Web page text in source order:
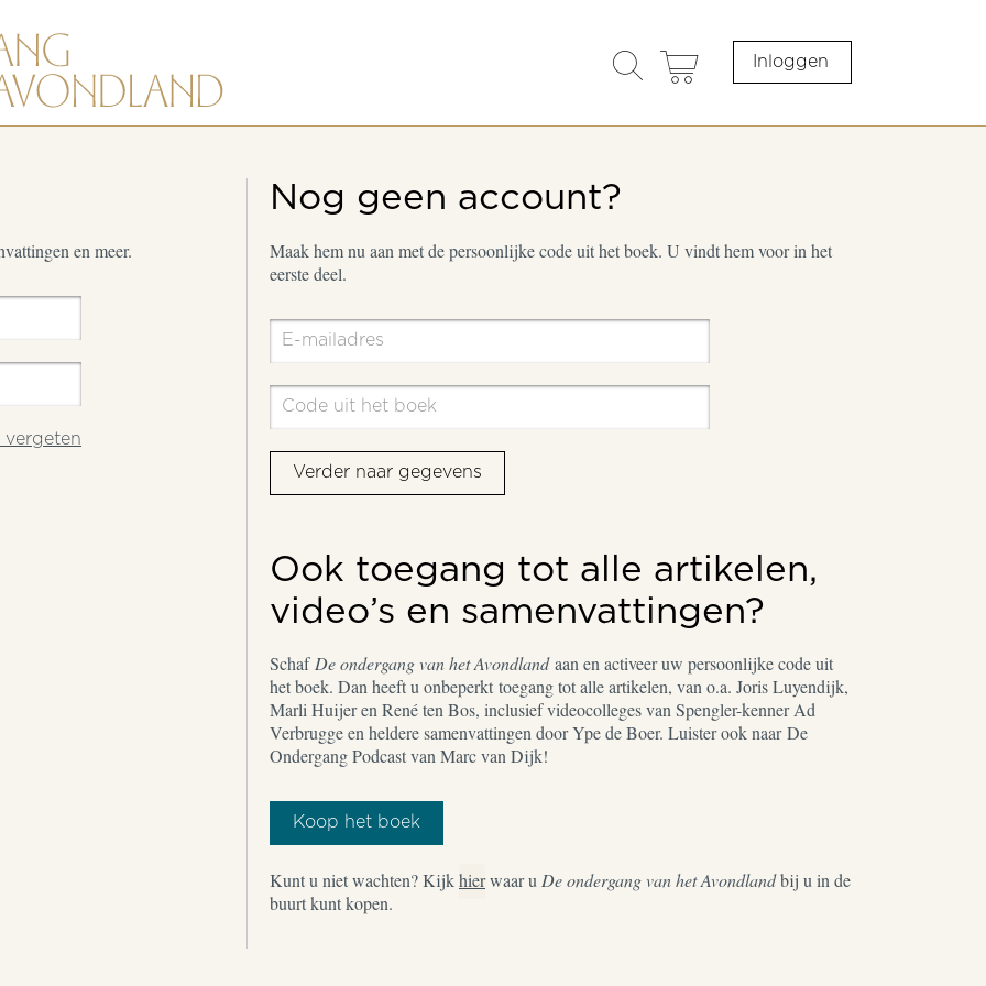
search
opener
cart Inloggen
en meer.
Nog geen account?
Maak hem nu aan met de persoonlijke code uit het boek. U vindt hem voor in het
eerste deel.
Verder naar gegevens
Ook toegang tot alle artikelen,
video’s en samenvattingen?
Schaf De ondergang van het Avondlandaan en activeer uw persoonlijke code uit
het boek. Dan heeft u onbeperkt toegang tot alle artikelen, van o.a. Joris Luyendijk,
Marli Huijer en René ten Bos, inclusief videocolleges van Spengler-kenner Ad
Verbrugge en heldere samenvattingen door Ype de Boer. Luister ook naar De
Ondergang Podcast van Marc van Dijk!
Koop het boek
Kunt u niet wachten? Kijkhierwaar u De ondergang van het Avondlandbij u in de
buurt kunt kopen.